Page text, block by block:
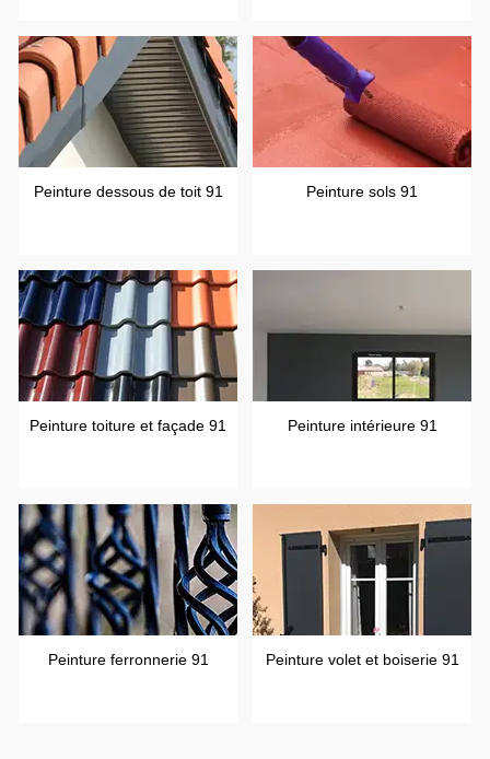
Peinture dessous de toit 91 Peinture sols 91
Peinture toiture et façade 91 Peinture intérieure 91
Peinture ferronnerie 91 Peinture volet et boiserie 91